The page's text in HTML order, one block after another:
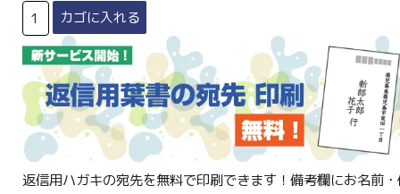
返信用ハガキの宛先を無料で印刷できます！備考欄にお名前